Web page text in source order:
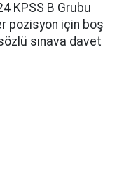
KPSS B Grubu
pozisyon için boş
sınava davet